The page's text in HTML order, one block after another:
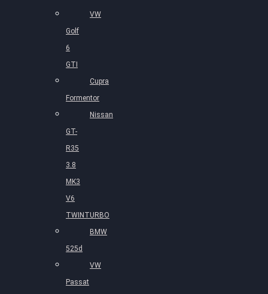
VW
Golf
6
GTI
Cupra
Formentor
Nissan
GT-
R35
3.8
MK3
V6
TWINTURBO
BMW
525d
VW
Passat